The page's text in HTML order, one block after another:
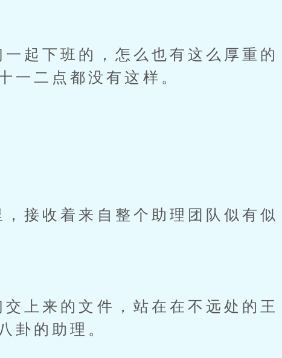
起下班的，怎么也有这么厚重的
一二点都没有这样。
接收着来自整个助理团队似有似
上来的文件，站在在不远处的王
卦的助理。